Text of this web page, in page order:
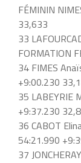
FÉMININ
33,633
33
FORMATION
34 FIMES
+9:00.230
35 LABEYRIE
+9:37.230
36 CABOT
54:21.990
37